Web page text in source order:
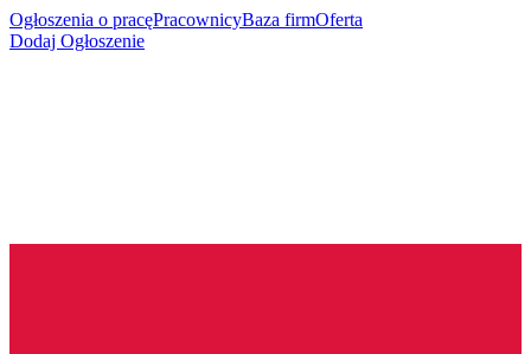
Ogłoszenia o pracęPracownicyBaza firmOferta
Dodaj Ogłoszenie